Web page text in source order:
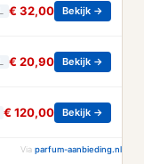
€ 32,00 Bekijk →
€ 20,90 Bekijk →
€ 120,00 Bekijk →
Via parfum-aanbieding.nl